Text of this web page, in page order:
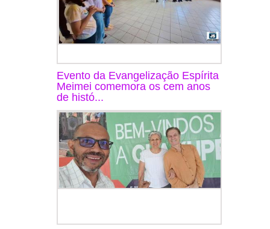
Evento da Evangelização Espírita
Meimei comemora os cem anos
de histó...